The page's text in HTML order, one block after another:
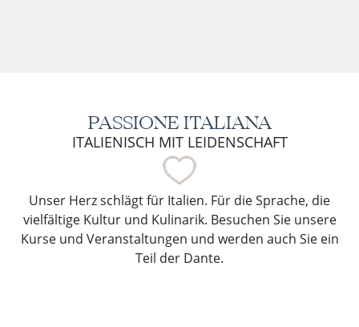
PASSIONE ITALIANA
ITALIENISCH MIT LEIDENSCHAFT
Unser Herz schlägt für Italien. Für die Sprache, die
vielfältige Kultur und Kulinarik. Besuchen Sie unsere
Kurse und Veranstaltungen und werden auch Sie ein
Teil der Dante.